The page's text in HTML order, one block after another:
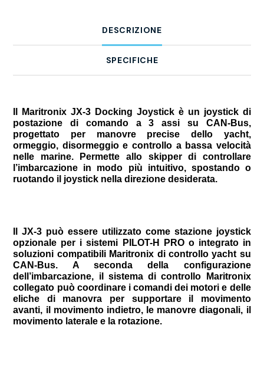
DESCRIZIONE
SPECIFICHE
Il Maritronix JX-3 Docking Joystick è un joystick di
postazione di comando a 3 assi su CAN-Bus,
progettato per manovre precise dello yacht,
ormeggio, disormeggio e controllo a bassa velocità
nelle marine. Permette allo skipper di controllare
l’imbarcazione in modo più intuitivo, spostando o
ruotando il joystick nella direzione desiderata.
Il JX-3 può essere utilizzato come stazione joystick
opzionale per i sistemi PILOT-H PRO o integrato in
soluzioni compatibili Maritronix di controllo yacht su
CAN-Bus. A seconda della configurazione
dell’imbarcazione, il sistema di controllo Maritronix
collegato può coordinare i comandi dei motori e delle
eliche di manovra per supportare il movimento
avanti, il movimento indietro, le manovre diagonali, il
movimento laterale e la rotazione.